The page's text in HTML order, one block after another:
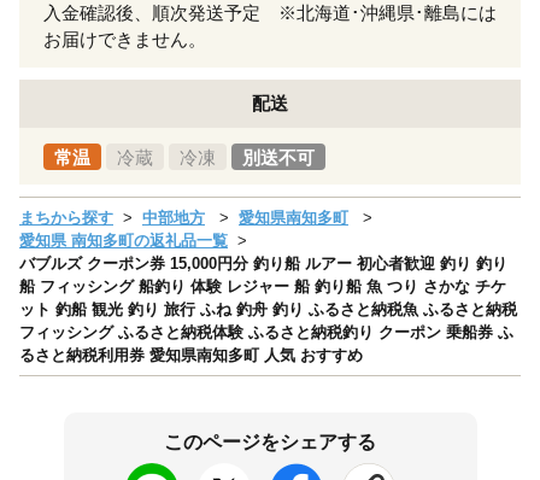
入金確認後、順次発送予定 ※北海道･沖縄県･離島には
お届けできません。
配送
常温 冷蔵 冷凍 別送不可
まちから探す 中部地方
愛知県南知多町
愛知県 南知多町の返礼品一覧
バブルズ クーポン券 15,000円分 釣り船 ルアー 初心者歓迎 釣り 釣り
船 フィッシング 船釣り 体験 レジャー 船 釣り船 魚 つり さかな チケ
ット 釣船 観光 釣り 旅行 ふね 釣舟 釣り ふるさと納税魚 ふるさと納税
フィッシング ふるさと納税体験 ふるさと納税釣り クーポン 乗船券 ふ
るさと納税利用券 愛知県南知多町 人気 おすすめ
このページをシェアする